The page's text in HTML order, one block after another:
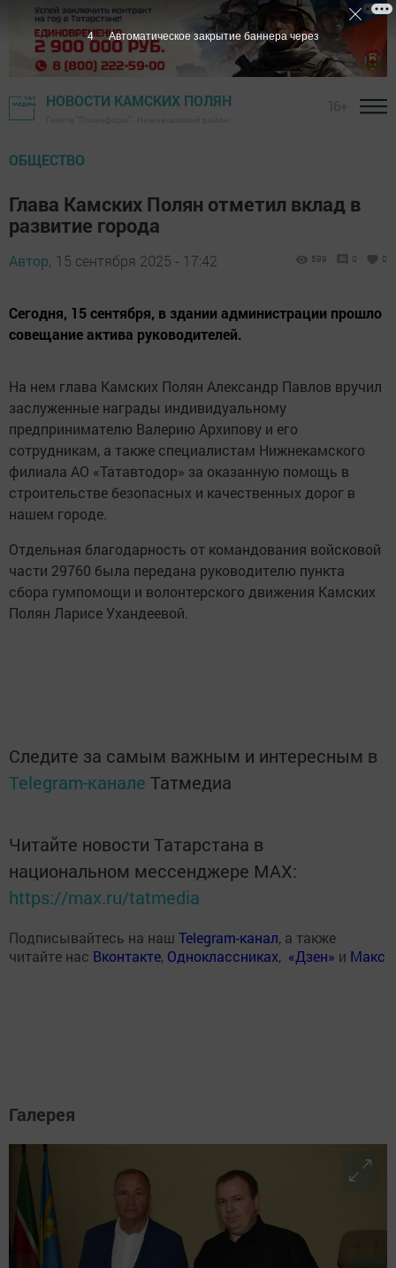
НОВОСТИ КАМСКИХ ПОЛЯН
ОБЩЕСТВО
Глава Камских Полян отметил вклад в
развитие города
Автор, 15 сентября 2025 - 17:42 599 0 0
Сегодня, 15 сентября, в здании администрации прошло
совещание актива руководителей.
На нем глава Камских Полян Александр Павлов вручил
заслуженные награды индивидуальному
предпринимателю Валерию Архипову и его
сотрудникам, а также специалистам Нижнекамского
филиала АО «Татавтодор» за оказанную помощь в
строительстве безопасных и качественных дорог в
нашем городе.
Отдельная благодарность от командования войсковой
части 29760 была передана руководителю пункта
сбора гумпомощи и волонтерского движения Камских
Полян Ларисе Ухандеевой.
Следите за самым важным и интересным в
Telegram-канале Татмедиа
Читайте новости Татарстана в
национальном мессенджере MАХ:
https://max.ru/tatmedia
Подписывайтесь на наш Telegram-канал, а также
читайте нас Вконтакте, Одноклассниках, «Дзен» и Макс
Галерея
3 Автоматическое закрытие баннера через